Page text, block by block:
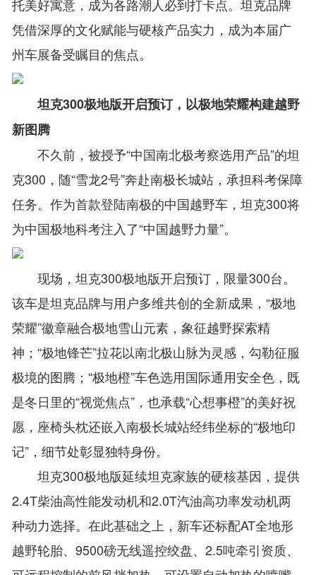
托美好寓意，成为各路潮人必到打卡点。坦克品牌
凭借深厚的文化赋能与硬核产品实力，成为本届广
州车展备受瞩目的焦点。
坦克300极地版开启预订，以极地荣耀构建越野
新图腾
不久前，被授予“中国南北极考察选用产品”的坦
克300，随“雪龙2号”奔赴南极长城站，承担科考保障
任务。作为首款登陆南极的中国越野车，坦克300将
为中国极地科考注入了“中国越野力量”。
现场，坦克300极地版开启预订，限量300台。
该车是坦克品牌与用户多维共创的全新成果，“极地
荣耀”徽章融合极地雪山元素，象征越野探索精
神；“极地锋芒”拉花以南北极山脉为灵感，勾勒征服
极境的图腾；“极地橙”车色选用国际通用安全色，既
是冬日里的“视觉焦点”，也承载“心想事橙”的美好祝
愿，座椅头枕还嵌入南极长城站经纬坐标的“极地印
记”，细节处彰显独特身份。
坦克300极地版延续坦克家族的硬核基因，提供
2.4T柴油高性能发动机和2.0T汽油高功率发动机两
种动力选择。在此基础之上，新车还标配AT全地形
越野轮胎、9500磅无线遥控绞盘、2.5吨牵引资质、